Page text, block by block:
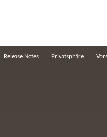
Release Notes Privatsphäre